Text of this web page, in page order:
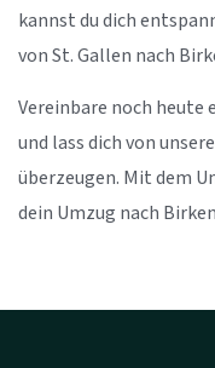
kannst du dich
von St. Gallen nach
Vereinbare noch heute
und lass dich von
überzeugen. Mit dem
dein Umzug nach